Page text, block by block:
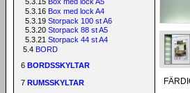
5.3.16 Box med lock A4
5.3.19 Storpack 100 st A6
5.3.20 Storpack 88 st A5
5.3.21 Storpack 44 st A4
5.4 BORD
6 BORDSSKYLTAR
7 RUMSSKYLTAR